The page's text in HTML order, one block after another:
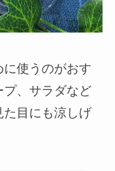
使うのがおす
、サラダなど
目にも涼しげ